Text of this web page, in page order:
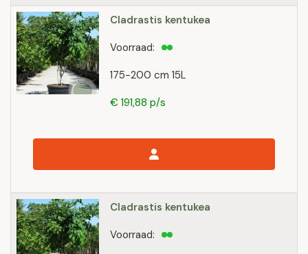
Cladrastis kentukea
175-200 cm 15L
Voorraad:
€ 191,88 p/s
Cladrastis kentukea
Voorraad: